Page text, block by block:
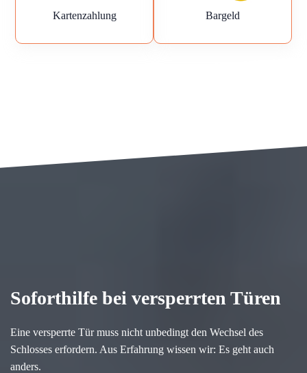
Kartenzahlung Bargeld
Soforthilfe bei versperrten Türen
Eine versperrte Tür muss nicht unbedingt den Wechsel des
Schlosses erfordern. Aus Erfahrung wissen wir: Es geht auch
anders.